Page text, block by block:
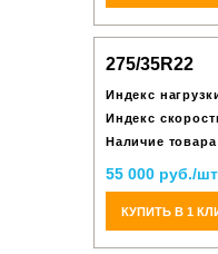
275/35R22
Индекс
Индекс
Наличие
55 000 руб./
КУПИТЬ В 1